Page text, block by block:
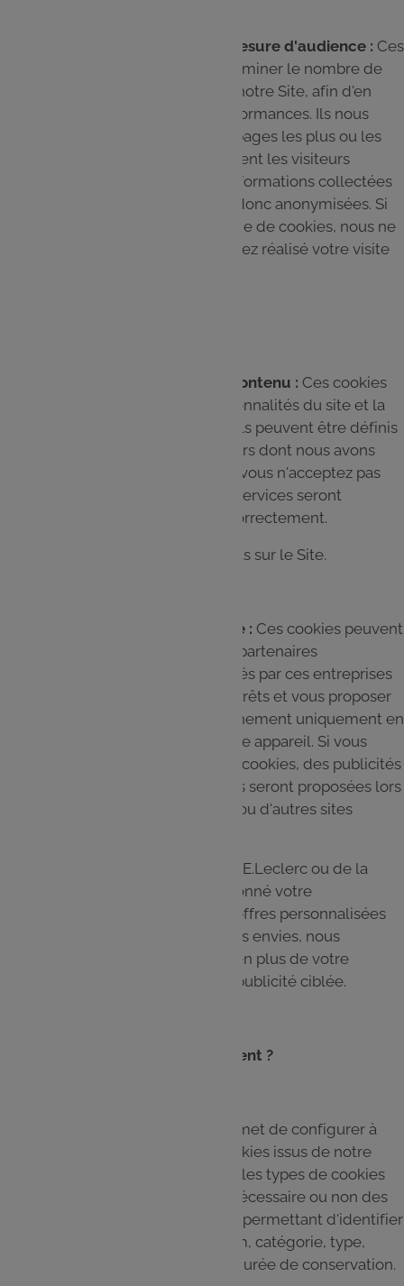
Cookies de performance et de mesure d'audience : Ces
cookies nous permettent de déterminer le nombre de
visites et les sources du trafic sur notre Site, afin d'en
mesurer et d’en améliorer les performances. Ils nous
aident également à identifier les pages les plus ou les
moins visitées, et à évaluer comment les visiteurs
naviguent sur le Site. Toutes les informations collectées
par ces cookies sont agrégées et donc anonymisées. Si
vous n'acceptez pas cette catégorie de cookies, nous ne
pourrons pas savoir quand vous avez réalisé votre visite
Cookies de personnalisation de contenu : Ces cookies
permettent d'améliorer les fonctionnalités du site et la
personnalisation de son contenu. Ils peuvent être définis
par nous ou par des partenaires tiers dont nous avons
ajouté les services à nos pages. Si vous n'acceptez pas
ces Cookies, certains ou tous ces services seront
susceptibles ne pas fonctionner correctement.
Exemple : réseaux sociaux présents sur le Site.
Cookies pour une publicité ciblée : Ces cookies peuvent
être activés sur notre Site par nos partenaires
publicitaires. Ils peuvent être utilisés par ces entreprises
pour établir des profils sur vos intérêts et vous proposer
des publicités ciblées. Ils fonctionnement uniquement en
identifiant votre navigateur et votre appareil. Si vous
n'acceptez pas cette catégorie de cookies, des publicités
moins ciblées sur vos intérêts vous seront proposées lors
de votre navigation sur notre Site ou d'autres sites
Si, lors de la création d'un compte E.Leclerc ou de la
Carte E.Leclerc, vous nous avez donné votre
consentement pour recevoir des offres personnalisées
en fonction de vos achats et de vos envies, nous
tiendrons compte de votre choix en plus de votre
paramétrage de cookie pour une publicité ciblée.
Comment retirer son consentement ?
Le centre de préférence vous permet de configurer à
tout moment l'installation des cookies issus de notre
Site. Nous y détaillons également les types de cookies
utilisés, le caractère strictement nécessaire ou non des
cookies déposés, les informations permettant d'identifier
les types de cookies déposés (nom, catégorie, type,
description, durée de vie) et leur durée de conservation.